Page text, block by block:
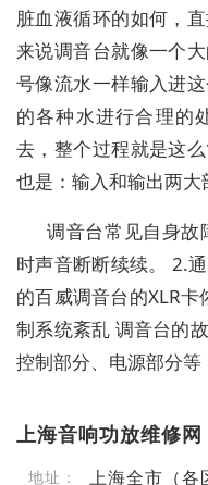
脏血液循环的如何，
来说调音台就像一个
号像流水一样输入进
的各种水进行合理的
去，整个过程就是这
也是：输入和输出两大
调音台常见自身
时声音断断续续。 2.
的百威调音台的XLR
制系统紊乱 调音台的
控制部分、电源部分等
上海音响功放维修网
地址： 上海全市（各